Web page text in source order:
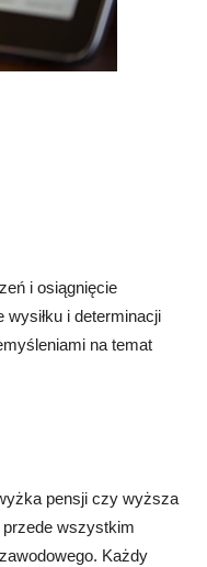
i osiągnięcie
i determinacji
na temat
pensji czy wyższa
przede wszystkim
Każdy